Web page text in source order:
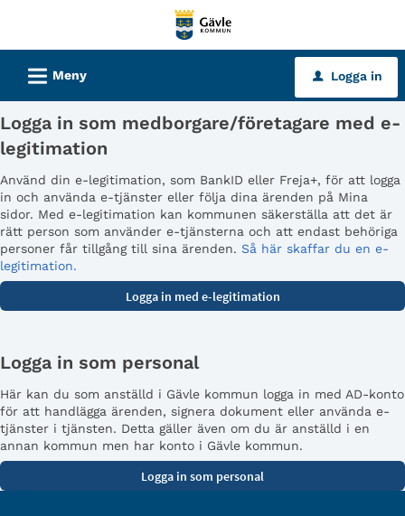
tjänster
Gävle
kommun
L Meny u Logga in
Logga in som medborgare/företagare med e-
legitimation
Använd din e-legitimation, som BankID eller Freja+, för att logga
in och använda e-tjänster eller följa dina ärenden på Mina
sidor. Med e-legitimation kan kommunen säkerställa att det är
rätt person som använder e-tjänsterna och att endast behöriga
personer får tillgång till sina ärenden. Så här skaffar du en e-
legitimation.
Logga in som personal
Här kan du som anställd i Gävle kommun logga in med AD-konto
för att handlägga ärenden, signera dokument eller använda e-
tjänster i tjänsten. Detta gäller även om du är anställd i en
annan kommun men har konto i Gävle kommun.